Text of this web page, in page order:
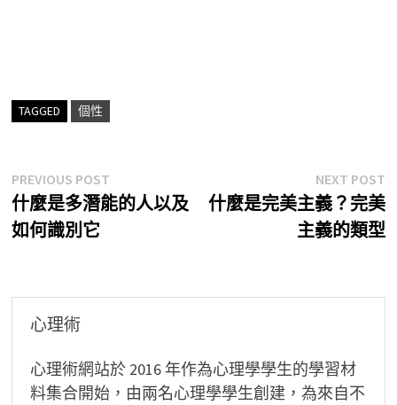
TAGGED 個性
文
章
導
PREVIOUS POSTPrevious
post:
什麼是多潛能的人以及
如何識別它
NEXT POST
什麼是完美主義？完美
主義的類型
心理術
心理術網站於 2016 年作為心理學學生的學習材
料集合開始，由兩名心理學學生創建，為來自不